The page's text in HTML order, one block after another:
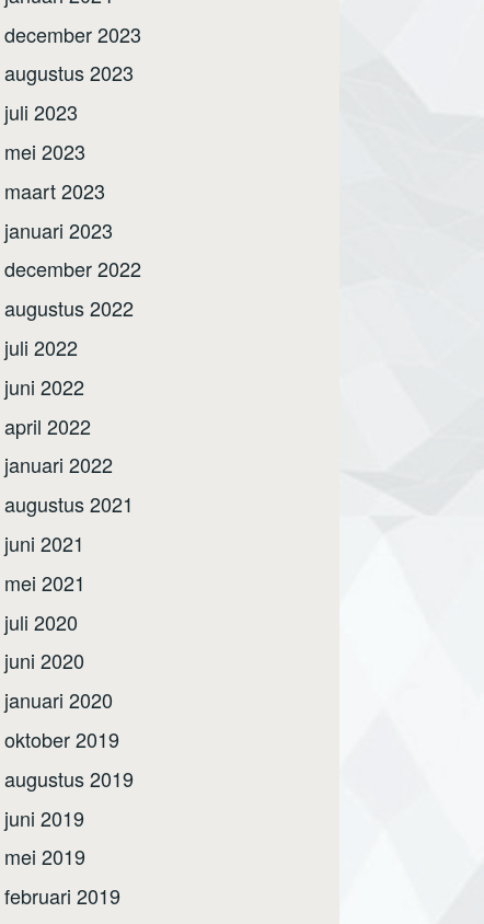
december 2023
augustus 2023
juli 2023
mei 2023
maart 2023
januari 2023
december 2022
augustus 2022
juli 2022
juni 2022
april 2022
januari 2022
augustus 2021
juni 2021
mei 2021
juli 2020
juni 2020
januari 2020
oktober 2019
augustus 2019
juni 2019
mei 2019
februari 2019